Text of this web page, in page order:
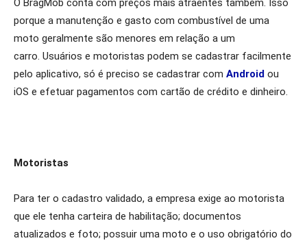
O BragMob conta com preços mais atraentes também. Isso
porque a manutenção e gasto com combustível de uma
moto geralmente são menores em relação a um
carro. Usuários e motoristas podem se cadastrar facilmente
pelo aplicativo, só é preciso se cadastrar com Android ou
iOS e efetuar pagamentos com cartão de crédito e dinheiro.
Motoristas
Para ter o cadastro validado, a empresa exige ao motorista
que ele tenha carteira de habilitação; documentos
atualizados e foto; possuir uma moto e o uso obrigatório do